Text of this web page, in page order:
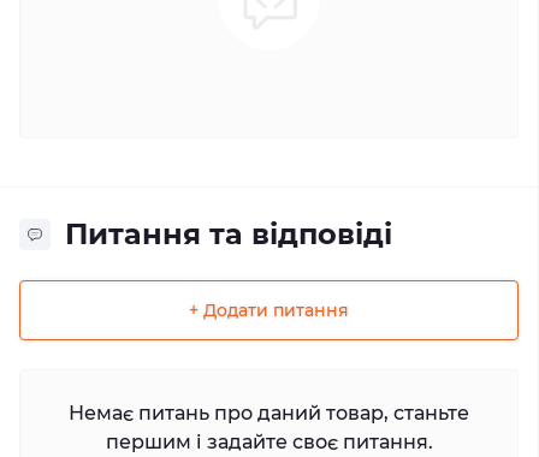
Питання та відповіді
+ Додати питання
Немає питань про даний товар, станьте
першим і задайте своє питання.